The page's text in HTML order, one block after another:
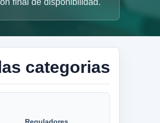
final de disponibilidad.
categorias